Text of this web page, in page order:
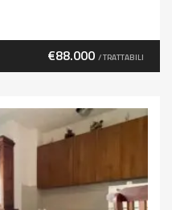
€88.000 / TRATTABILI